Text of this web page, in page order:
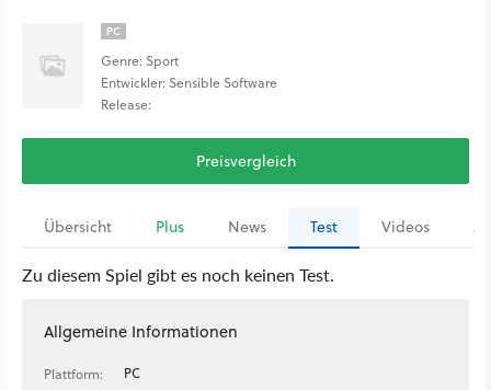
PC
Genre: Sport
Entwickler: Sensible Software
Release:
Preisvergleich
Übersicht Plus News Test Videos
Zu diesem Spiel gibt es noch keinen Test.
Allgemeine Informationen
Plattform:
PC